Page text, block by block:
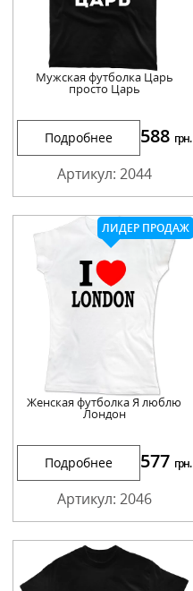
Мужская футболка Царь
просто Царь
Подробнее 588 грн.
Артикул: 2044
ЛИДЕР ПРОДАЖ
Женская футболка Я люблю
Лондон
Подробнее 577 грн.
Артикул: 2046